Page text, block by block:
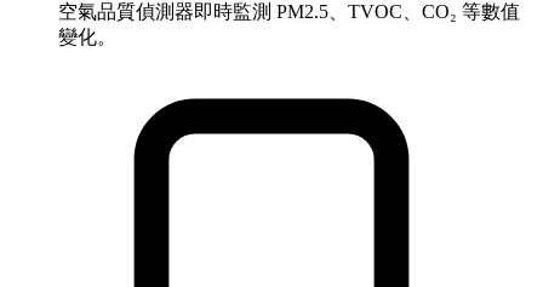
空氣品質偵測器即時監測 PM2.5、TVOC、CO₂ 等數值
變化。